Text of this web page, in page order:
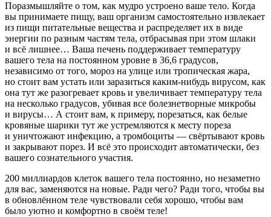
Поразмышляйте о том, как мудро устроено ваше тело. Когда
вы принимаете пищу, ваш организм самостоятельно извлекает
из пищи питательные вещества и распределяет их в виде
энергии по разным частям тела, отбрасывая при этом шлаки
и всё лишнее… Ваша печень поддерживает температуру
вашего тела на постоянном уровне в 36,6 градусов,
независимо от того, мороз на улице или тропическая жара,
но стоит вам устать или заразиться каким-нибудь вирусом, как
она тут же разогревает кровь и увеличивает температуру тела
на несколько градусов, убивая все болезнетворные микробы
и вирусы… А стоит вам, к примеру, порезаться, как белые
кровяные шарики тут же устремляются к месту пореза
и уничтожают инфекцию, а тромбоциты — свёртывают кровь
и закрывают порез. И всё это происходит автоматически, без
вашего сознательного участия.
200 миллиардов клеток вашего тела постоянно, но незаметно
для вас, заменяются на новые. Ради чего? Ради того, чтобы вы
в обновлённом теле чувствовали себя хорошо, чтобы вам
было уютно и комфортно в своём теле!